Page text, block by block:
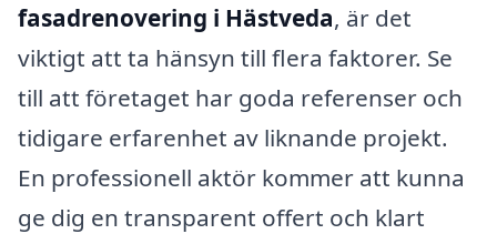
fasadrenovering i Hästveda, är det
viktigt att ta hänsyn till flera faktorer. Se
till att företaget har goda referenser och
tidigare erfarenhet av liknande projekt.
En professionell aktör kommer att kunna
ge dig en transparent offert och klart